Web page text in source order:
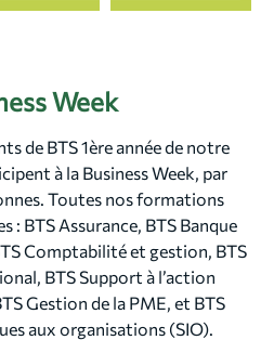
Week
de BTS 1ère année de notre
à la Business Week, par
Toutes nos formations
: BTS Assurance, BTS Banque
Comptabilité et gestion, BTS
BTS Support à l’action
Gestion de la PME, et BTS
aux organisations (SIO).